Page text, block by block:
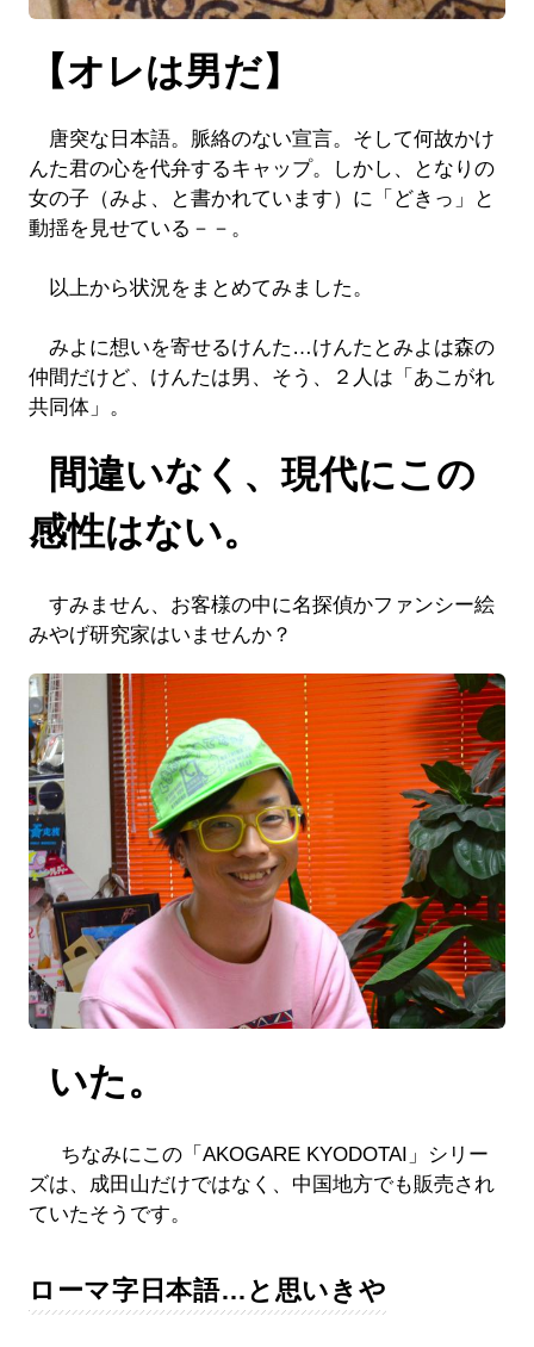
【オレは男だ】
唐突な日本語。脈絡のない宣言。そして何故かけ
んた君の心を代弁するキャップ。しかし、となりの
女の子（みよ、と書かれています）に「どきっ」と
動揺を見せている－－。
以上から状況をまとめてみました。
みよに想いを寄せるけんた…けんたとみよは森の
仲間だけど、けんたは男、そう、２人は「あこがれ
共同体」。
間違いなく、現代にこの
感性はない。
すみません、お客様の中に名探偵かファンシー絵
みやげ研究家はいませんか？
いた。
ちなみにこの「AKOGARE KYODOTAI」シリー
ズは、成田山だけではなく、中国地方でも販売され
ていたそうです。
ローマ字日本語…と思いきや